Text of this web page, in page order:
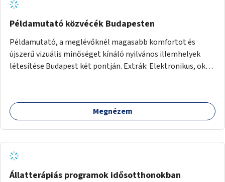
Példamutató közvécék Budapesten
Példamutató, a meglévőknél magasabb komfortot és
újszerű vizuális minőséget kínáló nyilvános illemhelyek
létesítése Budapest két pontján. Extrák: Elektronikus, okos
(pl. ivókút, telefontöltés).
Megnézem
Állatterápiás programok idősotthonokban